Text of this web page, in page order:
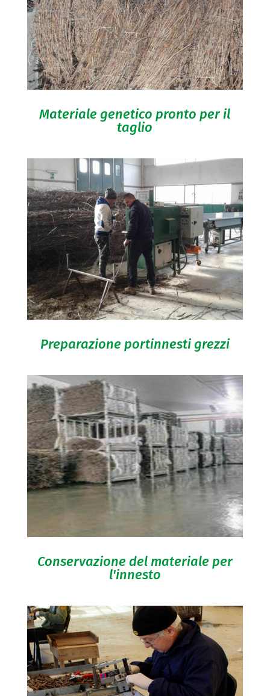
Materiale genetico pronto per il
taglio
Preparazione portinnesti grezzi
Conservazione del materiale per
l'innesto